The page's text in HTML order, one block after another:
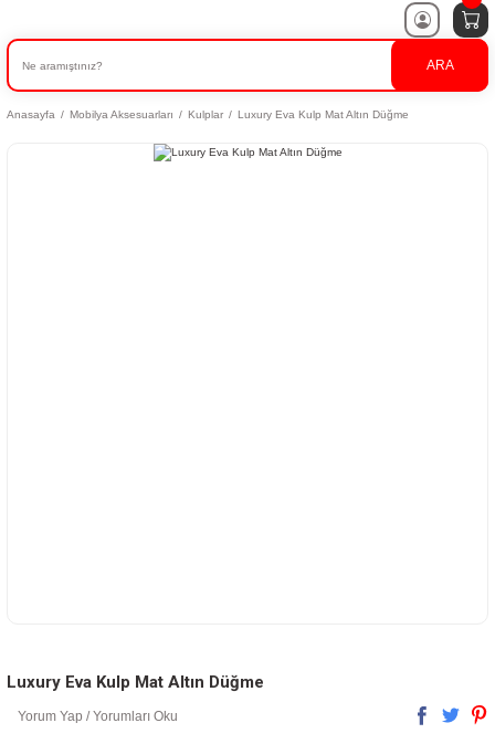
ARA
Anasayfa Mobilya Aksesuarları Kulplar Luxury Eva Kulp Mat Altın Düğme
Luxury Eva Kulp Mat Altın Düğme
Yorum Yap / Yorumları Oku